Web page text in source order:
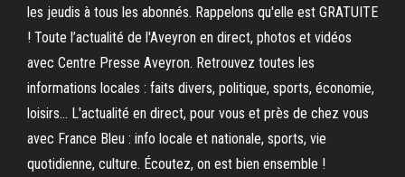
les jeudis à tous les abonnés. Rappelons qu'elle est GRATUITE
! Toute l’actualité de l'Aveyron en direct, photos et vidéos
avec Centre Presse Aveyron. Retrouvez toutes les
informations locales : faits divers, politique, sports, économie,
loisirs… L'actualité en direct, pour vous et près de chez vous
avec France Bleu : info locale et nationale, sports, vie
quotidienne, culture. Écoutez, on est bien ensemble !